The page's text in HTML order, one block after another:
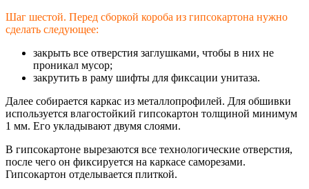
Шаг шестой. Перед сборкой короба из гипсокартона нужно
сделать следующее:
закрыть все отверстия заглушками, чтобы в них не
проникал мусор;
закрутить в раму шифты для фиксации унитаза.
Далее собирается каркас из металлопрофилей. Для обшивки
используется влагостойкий гипсокартон толщиной минимум
1 мм. Его укладывают двумя слоями.
В гипсокартоне вырезаются все технологические отверстия,
после чего он фиксируется на каркасе саморезами.
Гипсокартон отделывается плиткой.